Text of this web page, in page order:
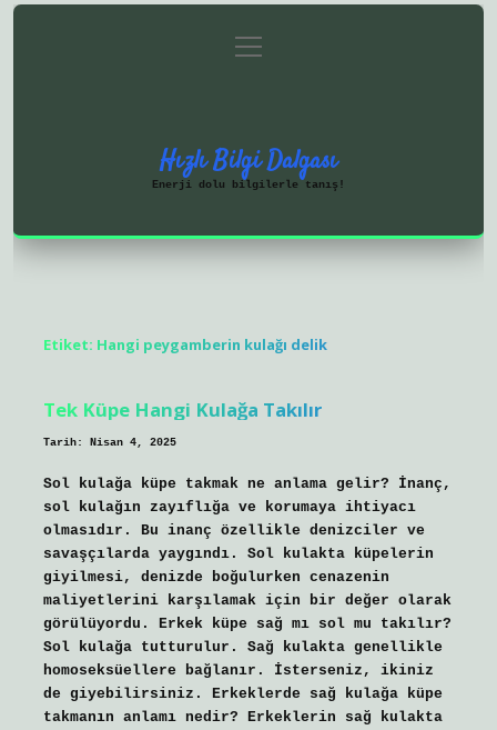
Gizlilik Politikası
menüyü
aç
Hızlı Bilgi Dalgası
Enerji dolu bilgilerle tanış!
Etiket: Hangi peygamberin kulağı delik
Tek Küpe Hangi Kulağa Takılır
Tarih: Nisan 4, 2025
Sol kulağa küpe takmak ne anlama gelir? İnanç,
sol kulağın zayıflığa ve korumaya ihtiyacı
olmasıdır. Bu inanç özellikle denizciler ve
savaşçılarda yaygındı. Sol kulakta küpelerin
giyilmesi, denizde boğulurken cenazenin
maliyetlerini karşılamak için bir değer olarak
görülüyordu. Erkek küpe sağ mı sol mu takılır?
Sol kulağa tutturulur. Sağ kulakta genellikle
homoseksüellere bağlanır. İsterseniz, ikiniz
de giyebilirsiniz. Erkeklerde sağ kulağa küpe
takmanın anlamı nedir? Erkeklerin sağ kulakta